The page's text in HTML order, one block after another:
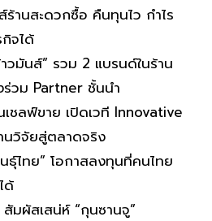
านสะดวกซื้อ คืนทุนไว กำไร
จได้
วมันส์” รวม 2 แบรนด์ในร้าน
ร่วม Partner ชั้นนำ
ชลฟ์ขาย เปิดเวที Innovative
วิจัยสู่ตลาดจริง
ธุ์ไทย” โอกาสลงทุนที่คนไทย
ด้
มผัสเสน่ห์ “กุนซานจู”